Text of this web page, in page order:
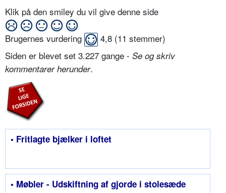
Klik på den smiley du vil give denne side
Brugernes vurdering 4,8 (11 stemmer)
Siden er blevet set 3.227 gange - Se og skriv
kommentarer herunder.
• Fritlagte bjælker i loftet
• Møbler - Udskiftning af gjorde i stolesæde